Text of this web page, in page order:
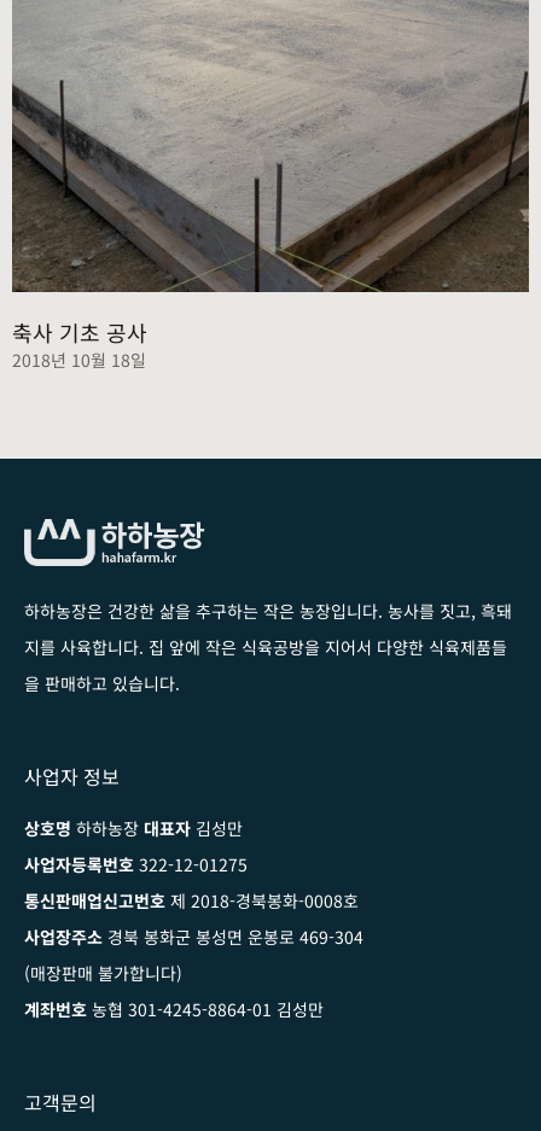
축사 기초 공사
2018년 10월 18일
하하농장은 건강한 삶을 추구하는 작은 농장입니다. 농사를 짓고, 흑돼
지를 사육합니다. 집 앞에 작은 식육공방을 지어서 다양한 식육제품들
을 판매하고 있습니다.
사업자 정보
상호명 하하농장 대표자 김성만
사업자등록번호 322-12-01275
통신판매업신고번호 제 2018-경북봉화-0008호
사업장주소 경북 봉화군 봉성면 운봉로 469-304
(매장판매 불가합니다)
계좌번호 농협 301-4245-8864-01 김성만
고객문의